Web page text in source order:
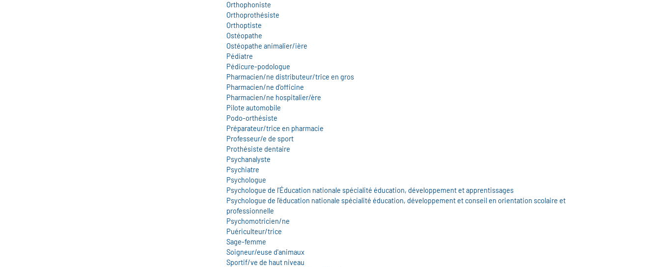
Orthophoniste
Orthoprothésiste
Orthoptiste
Ostéopathe
Ostéopathe animalier/ière
Pédiatre
Pédicure-podologue
Pharmacien/ne distributeur/trice en gros
Pharmacien/ne d'officine
Pharmacien/ne hospitalier/ère
Pilote automobile
Podo-orthésiste
Préparateur/trice en pharmacie
Professeur/e de sport
Prothésiste dentaire
Psychanalyste
Psychiatre
Psychologue
Psychologue de l'Éducation nationale spécialité éducation, développement et apprentissages
Psychologue de l'éducation nationale spécialité éducation, développement et conseil en orientation scolaire et
professionnelle
Psychomotricien/ne
Puériculteur/trice
Sage-femme
Soigneur/euse d'animaux
Sportif/ve de haut niveau